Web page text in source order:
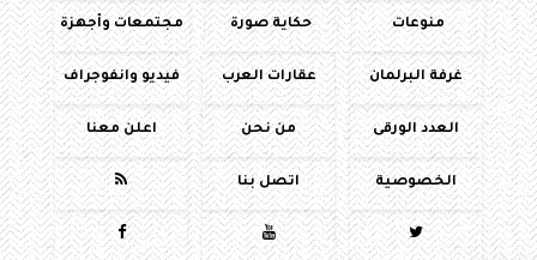
منوعات حكاية صورة مجتمعات وأجهزة
غرفة البرلمان عقارات العرب فيديو وانفوجراف
العدد الورقى من نحن اعلن معنا
الخصوصية اتصل بنا 


